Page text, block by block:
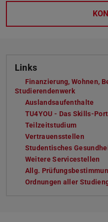
Links
Finanzierung, Wohnen,
Studierendenwerk
Auslandsaufenthalte
TU4YOU - Das Skills-
Teilzeitstudium
Vertrauensstellen
Studentisches
Weitere Servicestellen
Allg.
Ordnungen aller